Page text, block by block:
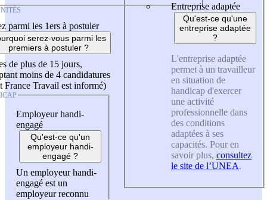
parmi les 1ers à postuler
serez-vous parmi les
premiers à postuler ?
de plus de 15 jours,
moins de 4 candidatures
France Travail est informé)
Employeur handi-
engagé
Qu'est-ce qu'un
employeur handi-
engagé ?
Un employeur handi-
engagé est un
employeur reconnu
Entreprise adaptée
Qu'est-ce qu'une
entreprise adaptée
?
L'entreprise adaptée
permet à un travailleur
en situation de
handicap d'exercer
une activité
professionnelle dans
des conditions
adaptées à ses
capacités. Pour en
savoir plus, consultez
le site de l’UNEA.